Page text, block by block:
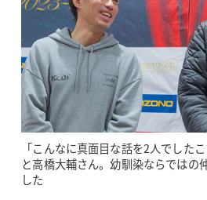
「こんなに真面目な話を2人でした
と高橋大輔さん。幼馴染ならではの
した